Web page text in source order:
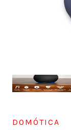
DOMÓTICA